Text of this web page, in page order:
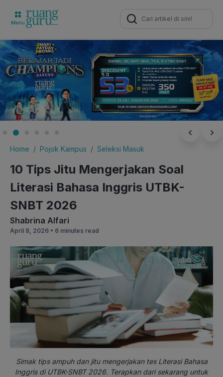
Search
for:
Home Pojok Kampus Seleksi Masuk
10 Tips Jitu Mengerjakan Soal
Literasi Bahasa Inggris UTBK-
SNBT 2026
Shabrina Alfari
April 8, 2026 • 6 minutes read
Simak tips ampuh dan jitu mengerjakan tes Literasi Bahasa
Inggris di UTBK-SNBT 2026. Terapkan dari sekarang untuk